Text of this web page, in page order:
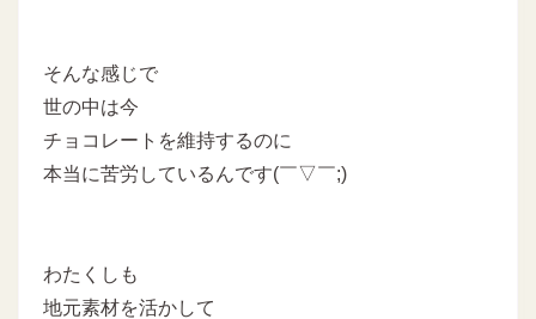
そんな感じで
世の中は今
チョコレートを維持するのに
本当に苦労しているんです(￣▽￣;)
わたくしも
地元素材を活かして